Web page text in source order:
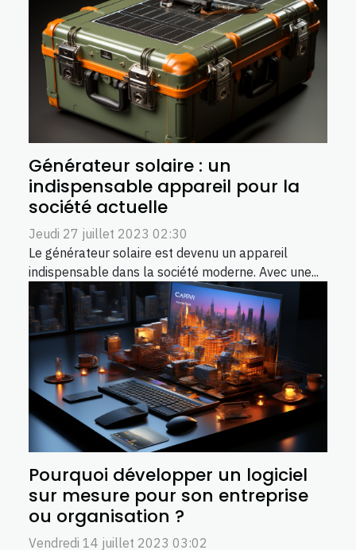
Générateur solaire : un
indispensable appareil pour la
société actuelle
Jeudi 27 juillet 2023 02:30
Le générateur solaire est devenu un appareil
indispensable dans la société moderne. Avec une...
Pourquoi développer un logiciel
sur mesure pour son entreprise
ou organisation ?
Vendredi 14 juillet 2023 03:02